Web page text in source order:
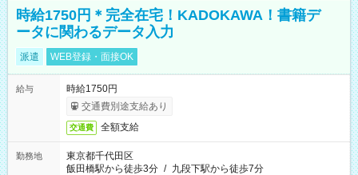
時給1750円＊完全在宅！KADOKAWA！書籍デ
ータに関わるデータ入力
派遣 WEB登録・面接OK
給与
時給1750円
交通費別途支給あり
交通費 全額支給
勤務地
東京都千代田区
飯田橋駅から徒歩3分 / 九段下駅から徒歩7分